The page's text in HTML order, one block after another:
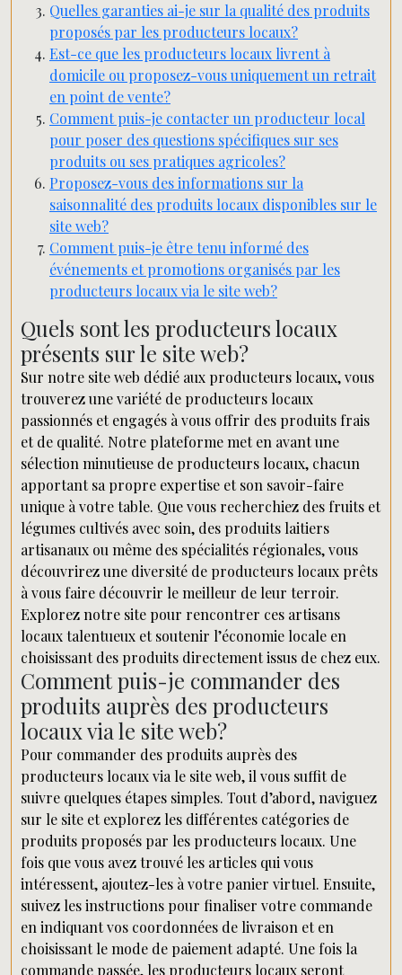
Quelles garanties ai-je sur la qualité des produits
proposés par les producteurs locaux?
Est-ce que les producteurs locaux livrent à
domicile ou proposez-vous uniquement un retrait
en point de vente?
Comment puis-je contacter un producteur local
pour poser des questions spécifiques sur ses
produits ou ses pratiques agricoles?
Proposez-vous des informations sur la
saisonnalité des produits locaux disponibles sur le
site web?
Comment puis-je être tenu informé des
événements et promotions organisés par les
producteurs locaux via le site web?
Quels sont les producteurs locaux
présents sur le site web?
Sur notre site web dédié aux producteurs locaux, vous
trouverez une variété de producteurs locaux
passionnés et engagés à vous offrir des produits frais
et de qualité. Notre plateforme met en avant une
sélection minutieuse de producteurs locaux, chacun
apportant sa propre expertise et son savoir-faire
unique à votre table. Que vous recherchiez des fruits et
légumes cultivés avec soin, des produits laitiers
artisanaux ou même des spécialités régionales, vous
découvrirez une diversité de producteurs locaux prêts
à vous faire découvrir le meilleur de leur terroir.
Explorez notre site pour rencontrer ces artisans
locaux talentueux et soutenir l’économie locale en
choisissant des produits directement issus de chez eux.
Comment puis-je commander des
produits auprès des producteurs
locaux via le site web?
Pour commander des produits auprès des
producteurs locaux via le site web, il vous suffit de
suivre quelques étapes simples. Tout d’abord, naviguez
sur le site et explorez les différentes catégories de
produits proposés par les producteurs locaux. Une
fois que vous avez trouvé les articles qui vous
intéressent, ajoutez-les à votre panier virtuel. Ensuite,
suivez les instructions pour finaliser votre commande
en indiquant vos coordonnées de livraison et en
choisissant le mode de paiement adapté. Une fois la
commande passée, les producteurs locaux seront